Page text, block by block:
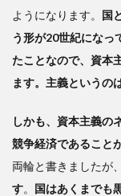
ようになります。 国
う形が20世紀になっ
たことなので、資本
ます。主義というの
しかも、資本主義の
競争経済であること
両輪と書きましたが
す。 国はあくまでも